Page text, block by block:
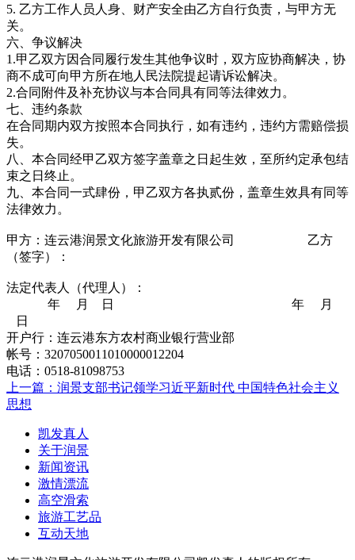
5. 乙方工作人员人身、财产安全由乙方自行负责，与甲方无
关。
六、争议解决
1.甲乙双方因合同履行发生其他争议时，双方应协商解决，协
商不成可向甲方所在地人民法院提起请诉讼解决。
2.合同附件及补充协议与本合同具有同等法律效力。
七、违约条款
在合同期内双方按照本合同执行，如有违约，违约方需赔偿损
失。
八、本合同经甲乙双方签字盖章之日起生效，至所约定承包结
束之日终止。
九、本合同一式肆份，甲乙双方各执贰份，盖章生效具有同等
法律效力。
甲方：连云港润景文化旅游开发有限公司 乙方
（签字）：
法定代表人（代理人）：
年 月 日 年 月
日
开户行：连云港东方农村商业银行营业部
帐号：3207050011010000012204
电话：0518-81098753
上一篇：润景支部书记领学习近平新时代 中国特色社会主义
思想
凯发真人
关于润景
新闻资讯
激情漂流
高空滑索
旅游工艺品
互动天地